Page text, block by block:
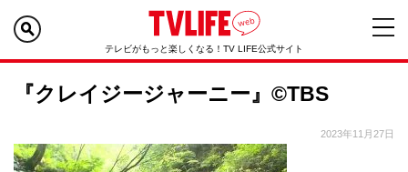
テレビがもっと楽しくなる！TV LIFE公式サイト
『クレイジージャーニー』©TBS
2023年11月27日